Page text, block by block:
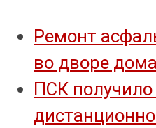
Ремонт
во дворе дома
ПСК